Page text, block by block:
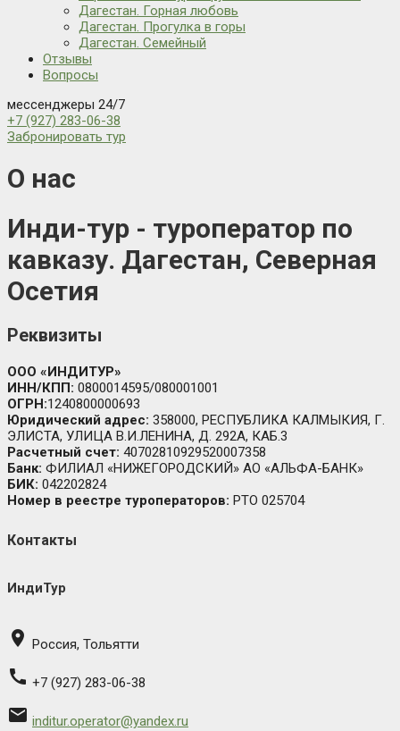
Дагестан. Горная любовь
Дагестан. Прогулка в горы
Дагестан. Семейный
Отзывы
Вопросы
мессенджеры 24/7
+7 (927) 283-06-38
Забронировать тур
О нас
Инди-тур - туроператор по
кавказу. Дагестан, Северная
Осетия
Реквизиты
OOO «ИНДИТУР»
ИНН/КПП: 0800014595/080001001
ОГРН:1240800000693
Юридический адрес: 358000, РЕСПУБЛИКА КАЛМЫКИЯ, Г.
ЭЛИСТА, УЛИЦА В.И.ЛЕНИНА, Д. 292А, КАБ.3
Расчетный счет: 40702810929520007358
Банк: ФИЛИАЛ «НИЖЕГОРОДСКИЙ» АО «АЛЬФА-БАНК»
БИК: 042202824
Номер в реестре туроператоров: РТО 025704
Контакты
ИндиТур
place Россия, Тольятти
call +7 (927) 283-06-38
email inditur.operator@yandex.ru